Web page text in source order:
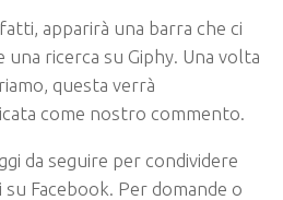
apparirà una barra che ci
ricerca su Giphy. Una volta
questa verrà
come nostro commento.
da seguire per condividere
Facebook. Per domande o